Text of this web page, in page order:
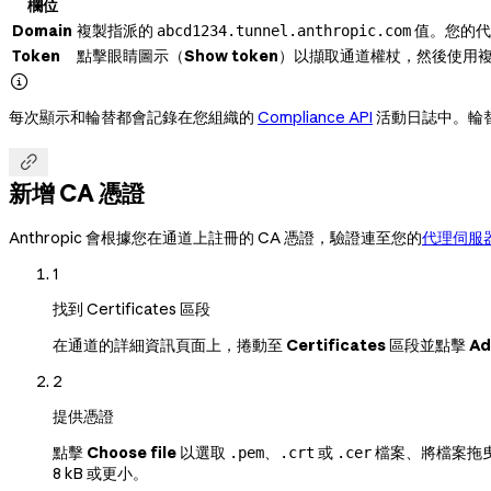
欄位
Domain 複製指派的 abcd1234.tunnel.anthropic.com值。您的
Token
點擊眼睛圖示（Show token）以擷取通道權杖，然後使用

每次顯示和輪替都會記錄在您組織的 Compliance API 活動日誌中。輪

新增 CA 憑證
Anthropic 會根據您在通道上註冊的 CA 憑證，驗證連至您的代理伺服
1
找到 Certificates 區段
在通道的詳細資訊頁面上，捲動至 Certificates區段並點擊
2
提供憑證
點擊 Choose file 以選取 .pem、 .crt 或 .cer檔案、將檔案拖
8 kB 或更小。